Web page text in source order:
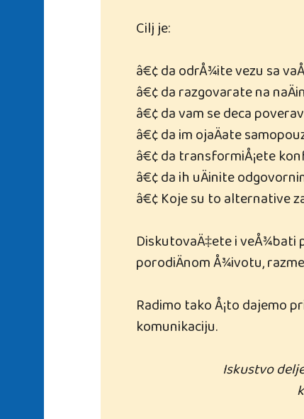
Cilj je:
â€¢ da odrÅ¾ite vezu sa
â€¢ da razgovarate na
â€¢ da vam se deca
â€¢ da im ojaÄate
â€¢ da transformiÅ¡ete
â€¢ da ih uÄinite
â€¢ Koje su to alternative
DiskutovaÄ‡ete i
porodiÄnom Å¾ivotu,
Radimo tako Å¡to dajemo
komunikaciju.
Iskustvo